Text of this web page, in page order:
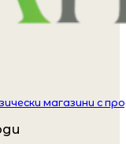
магазини с